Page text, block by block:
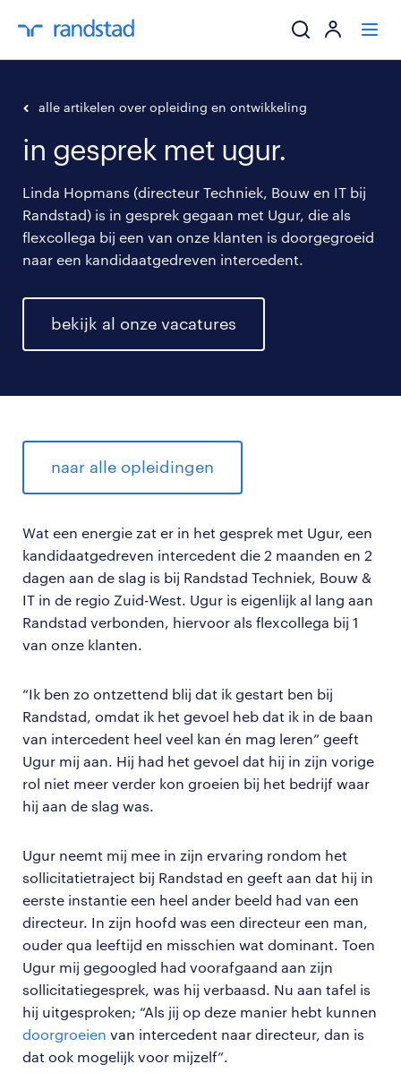
ik zoek een
werkgevers
mijn carrière
over randstad
alle artikelen over opleiding en ontwikkeling
in gesprek met ugur.
Linda Hopmans (directeur Techniek, Bouw en IT bij
Randstad) is in gesprek gegaan met Ugur, die als
flexcollega bij een van onze klanten is doorgegroeid
naar een kandidaatgedreven intercedent.
bekijk al onze vacatures
naar alle opleidingen
Wat een energie zat er in het gesprek met Ugur, een
kandidaatgedreven intercedent die 2 maanden en 2
dagen aan de slag is bij Randstad Techniek, Bouw &
IT in de regio Zuid-West. Ugur is eigenlijk al lang aan
Randstad verbonden, hiervoor als flexcollega bij 1
van onze klanten.
“Ik ben zo ontzettend blij dat ik gestart ben bij
Randstad, omdat ik het gevoel heb dat ik in de baan
van intercedent heel veel kan én mag leren” geeft
Ugur mij aan. Hij had het gevoel dat hij in zijn vorige
rol niet meer verder kon groeien bij het bedrijf waar
hij aan de slag was.
Ugur neemt mij mee in zijn ervaring rondom het
sollicitatietraject bij Randstad en geeft aan dat hij in
eerste instantie een heel ander beeld had van een
directeur. In zijn hoofd was een directeur een man,
ouder qua leeftijd en misschien wat dominant. Toen
Ugur mij gegoogled had voorafgaand aan zijn
sollicitatiegesprek, was hij verbaasd. Nu aan tafel is
hij uitgesproken; “Als jij op deze manier hebt kunnen
doorgroeien van intercedent naar directeur, dan is
dat ook mogelijk voor mijzelf”.